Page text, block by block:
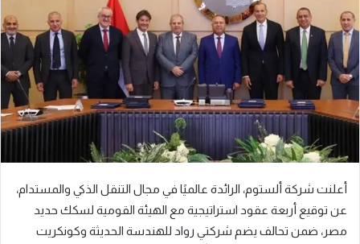
ا
إ
ل
ك
ر
ن
ي
أعلنت شركة ألستوم، الرائدة عالميًا في مجال التنقل الذكي والمستدام،
عن توقيع أربعة عقود استراتيجية مع الهيئة القومية لسكك حديد
مصر، ضمن تحالف يضم شركتي رواد للهندسة الحديثة وكونكريت